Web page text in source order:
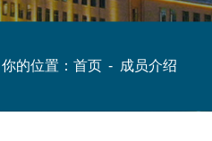
你的位置： 首页 - 成员介绍